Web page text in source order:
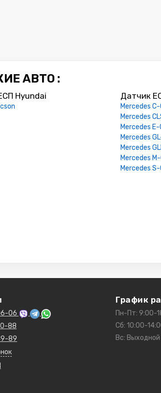
АВТО :
Hyundai Датчик
Mercedes
Mercedes
Mercedes E-
Mercedes
Mercedes
Mercedes
Mercedes S-
06
88
89
График
Пн-Пт: 9:00-
Сб: 10:00-
Вс: Выходной